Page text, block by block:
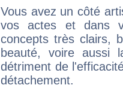
Vous avez un côté
vos actes et dans
concepts très clairs,
beauté, voire aussi
détriment de
détachement.